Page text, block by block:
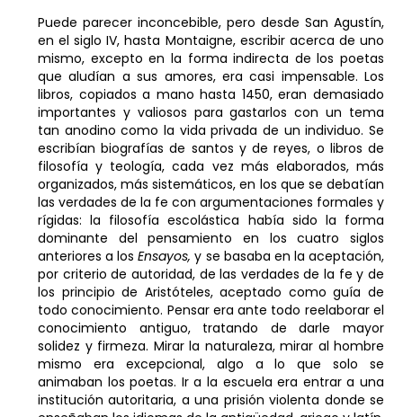
Puede parecer inconcebible, pero desde San Agustín,
en el siglo IV, hasta Montaigne, escribir acerca de uno
mismo, excepto en la forma indirecta de los poetas
que aludían a sus amores, era casi impensable. Los
libros, copiados a mano hasta 1450, eran demasiado
importantes y valiosos para gastarlos con un tema
tan anodino como la vida privada de un individuo. Se
escribían biografías de santos y de reyes, o libros de
filosofía y teología, cada vez más elaborados, más
organizados, más sistemáticos, en los que se debatían
las verdades de la fe con argumentaciones formales y
rígidas: la filosofía escolástica había sido la forma
dominante del pensamiento en los cuatro siglos
anteriores a losEnsayos, y se basaba en la aceptación,
por criterio de autoridad, de las verdades de la fe y de
los principio de Aristóteles, aceptado como guía de
todo conocimiento. Pensar era ante todo reelaborar el
conocimiento antiguo, tratando de darle mayor
solidez y firmeza. Mirar la naturaleza, mirar al hombre
mismo era excepcional, algo a lo que solo se
animaban los poetas. Ir a la escuela era entrar a una
institución autoritaria, a una prisión violenta donde se